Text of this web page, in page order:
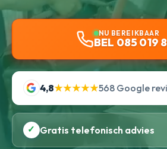
NU BEREIKBAAR
BEL 085 019
4,8★★★★★568 Google
✓ Gratis telefonisch advies